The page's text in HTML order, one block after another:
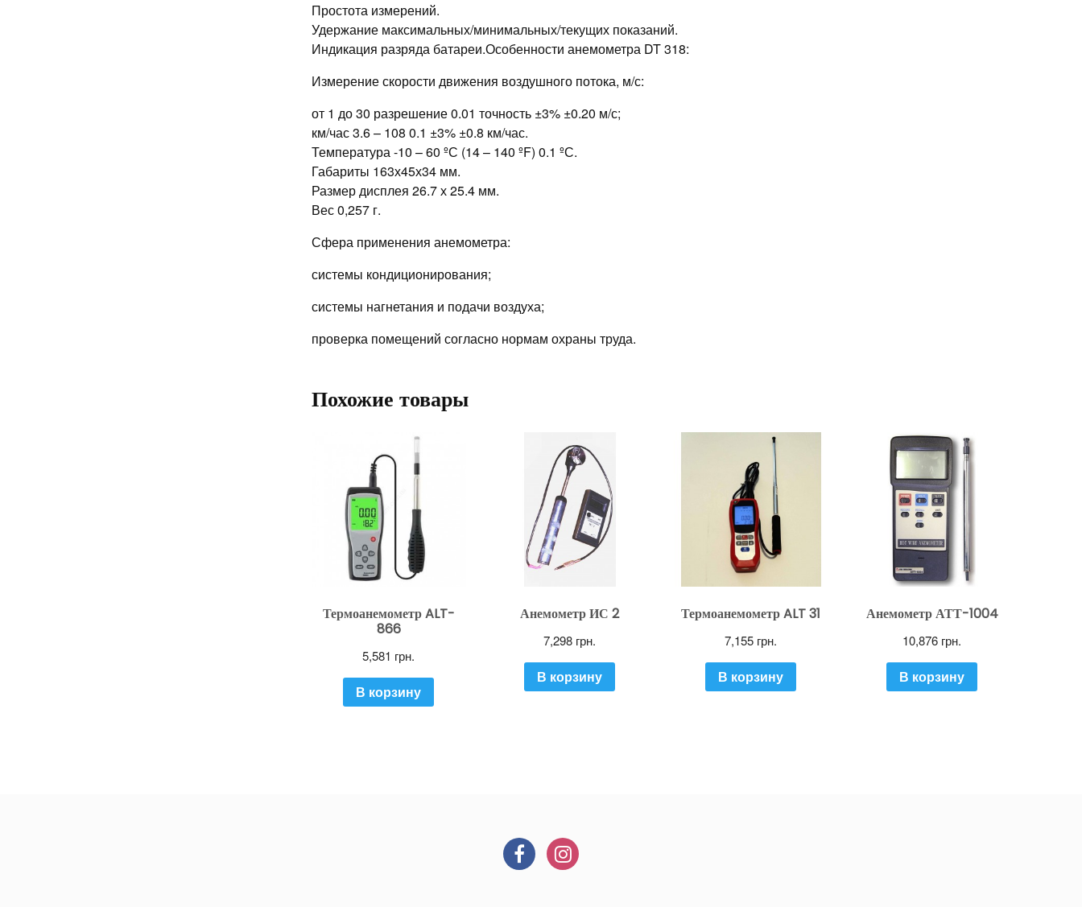
Простота измерений.
Удержание максимальных/минимальных/текущих показаний.
Индикация разряда батареи.Особенности анемометра DT 318:
Измерение скорости движения воздушного потока, м/с:
от 1 до 30 разрешение 0.01 точность ±3% ±0.20 м/с;
км/час 3.6 – 108 0.1 ±3% ±0.8 км/час.
Температура -10 – 60 ºС (14 – 140 ºF) 0.1 ºС.
Габариты 163х45х34 мм.
Размер дисплея 26.7 х 25.4 мм.
Вес 0,257 г.
Сфера применения анемометра:
системы кондиционирования;
системы нагнетания и подачи воздуха;
проверка помещений согласно нормам охраны труда.
Похожие товары
Термоанемометр ALT-
866
5,581 грн.
В корзину
Анемометр ИС 2
7,298 грн.
В корзину
Термоанемометр ALT 31
7,155 грн.
В корзину
Анемометр АТТ-1004
10,876 грн.
В корзину